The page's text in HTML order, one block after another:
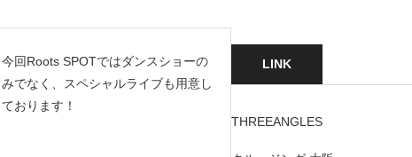
今回Roots SPOTではダンスショーの
みでなく、スペシャルライブも用意し
ております！
LINK
THREEANGLES